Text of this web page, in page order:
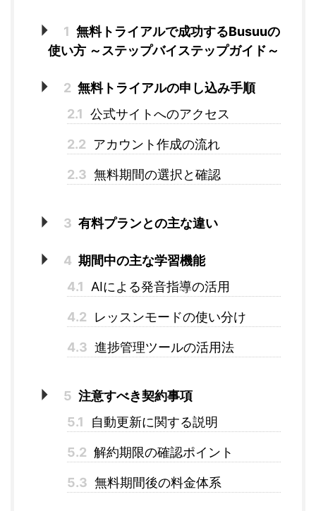
1 無料トライアルで成功するBusuuの
使い方 ～ステップバイステップガイド～
2 無料トライアルの申し込み手順
2.1 公式サイトへのアクセス
2.2 アカウント作成の流れ
2.3 無料期間の選択と確認
3 有料プランとの主な違い
4 期間中の主な学習機能
4.1
AIによる発音指導の活用
4.2 レッスンモードの使い分け
4.3 進捗管理ツールの活用法
5 注意すべき契約事項
5.1
自動更新に関する説明
5.2 解約期限の確認ポイント
5.3 無料期間後の料金体系